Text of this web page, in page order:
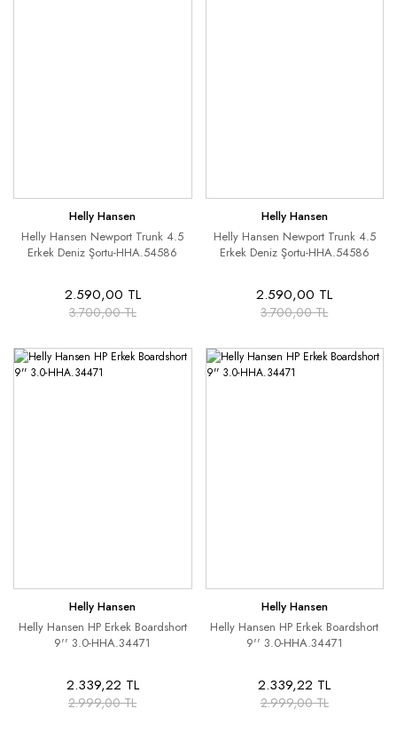
Helly Hansen
Helly Hansen Newport Trunk 4.5
Erkek Deniz Şortu-HHA.54586
2.590,00 TL
3.700,00 TL
Helly Hansen
Helly Hansen Newport Trunk 4.5
Erkek Deniz Şortu-HHA.54586
2.590,00 TL
3.700,00 TL
Helly Hansen
Helly Hansen HP Erkek Boardshort
9'' 3.0-HHA.34471
2.339,22 TL
2.999,00 TL
Helly Hansen
Helly Hansen HP Erkek Boardshort
9'' 3.0-HHA.34471
2.339,22 TL
2.999,00 TL